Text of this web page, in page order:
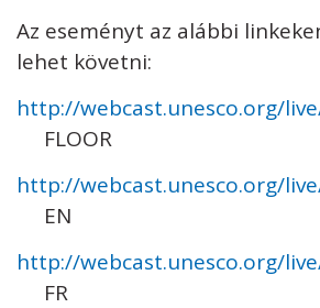
Az eseményt az alábbi
lehet követni:
http://webcast.unesco.org/
FLOOR
http://webcast.unesco.org/
EN
http://webcast.unesco.org/
FR